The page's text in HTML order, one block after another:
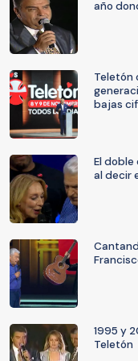
año
Teletón
bajas
El doble
al decir
1995 y
Teletón